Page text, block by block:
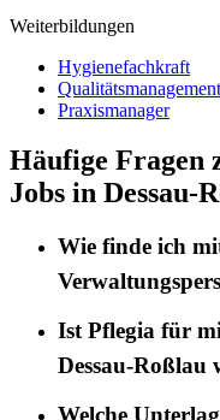
Weiterbildungen
Hygienefachkraft
Qualitätsmanagement
Praxismanager
Häufige Fragen
Jobs in Dessau-
Wie finde ich
Ist Pflegia für
Dessau-Roßlau
Welche